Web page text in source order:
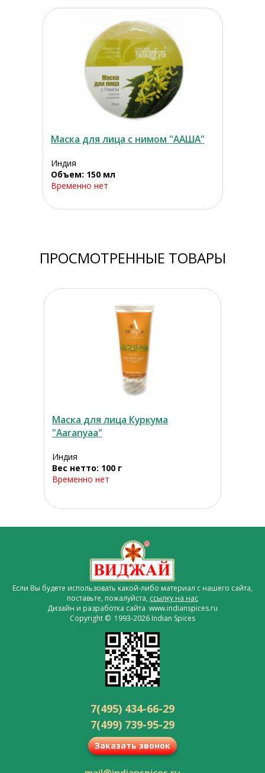
Маска для лица с нимом "ААША"
Индия
Объем: 150 мл
Временно нет
ПРОСМОТРЕННЫЕ ТОВАРЫ
Маска для лица Куркума
"Aaranyaa"
Индия
Вес нетто: 100 г
Временно нет
Если Вы будете использовать какой-либо материал с нашего сайта,
поставьте, пожалуйста, ссылку на нас
Дизайн и разработка сайта www.indianspices.ru
Copyright © 1993-2026 Indian Spices
7(495) 434-66-29
7(499) 739-95-29
Заказать звонок